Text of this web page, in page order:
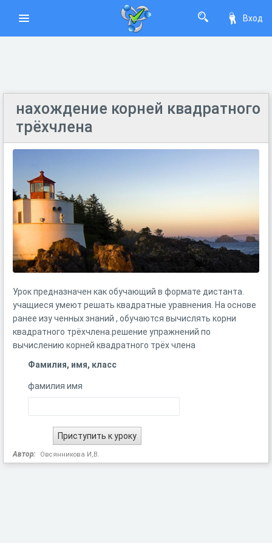
Вход
нахождение корней квадратного
трёхчлена
Урок предназначен как обучающий в формате дистанта.
учащиеся умеют решать квадратные уравнения. На основе
ранее изу ченных знаний , обучаются вычислять корни
квадратного трёхчлена.решение упражнений по
вычислению корней квадратного трёх члена
Фамилия, имя, класс
фамилия имя
Автор: Овсянникова И,В.